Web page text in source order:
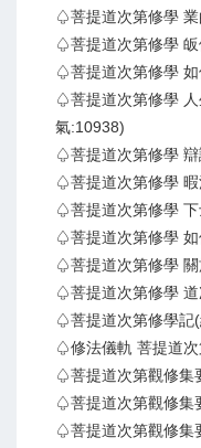
♤菩提道次第修學
♤菩提道次第修學
♤菩提道次第修學
♤菩提道次第修學
氣:10938)
♤菩提道次第修學 辯
♤菩提道次第修學
♤菩提道次第修學
♤菩提道次第修學
♤菩提道次第修學
♤菩提道次第修學
♤菩提道次第修學記
♤修法儀軌 菩提道
♤菩提道次第觀修集
♤菩提道次第觀修集
♤菩提道次第觀修集